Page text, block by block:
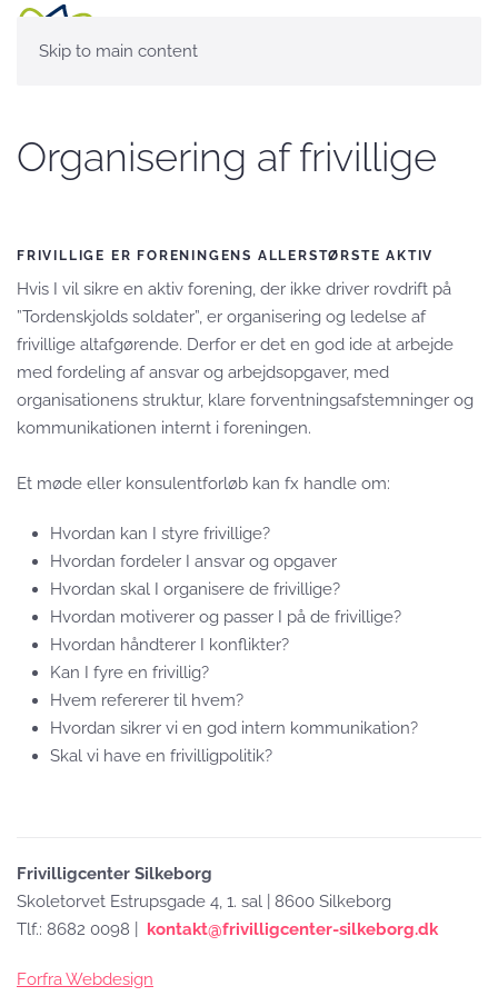
Skip to main content
Organisering af frivillige
FRIVILLIGE ER FORENINGENS ALLERSTØRSTE AKTIV
Hvis I vil sikre en aktiv forening, der ikke driver rovdrift på
”Tordenskjolds soldater”, er organisering og ledelse af
frivillige altafgørende. Derfor er det en god ide at arbejde
med fordeling af ansvar og arbejdsopgaver, med
organisationens struktur, klare forventningsafstemninger og
kommunikationen internt i foreningen.
Et møde eller konsulentforløb kan fx handle om:
Hvordan kan I styre frivillige?
Hvordan fordeler I ansvar og opgaver
Hvordan skal I organisere de frivillige?
Hvordan motiverer og passer I på de frivillige?
Hvordan håndterer I konflikter?
Kan I fyre en frivillig?
Hvem refererer til hvem?
Hvordan sikrer vi en god intern kommunikation?
Skal vi have en frivilligpolitik?
Frivilligcenter Silkeborg
Skoletorvet Estrupsgade 4, 1. sal | 8600 Silkeborg
Tlf.: 8682 0098 | kontakt@frivilligcenter-silkeborg.dk
Forfra Webdesign